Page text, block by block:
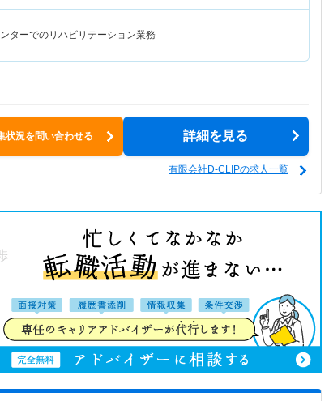
ターでのリハビリテーション業務
状況を問い合わせる 詳細を見る
有限会社D-CLIPの求人一覧